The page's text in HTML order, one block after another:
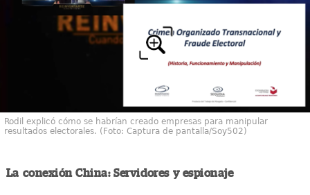
Rodil explicó cómo se habrían creado empresas para manipular
resultados electorales. (Foto: Captura de pantalla/Soy502)
La conexión China: Servidores y espionaje